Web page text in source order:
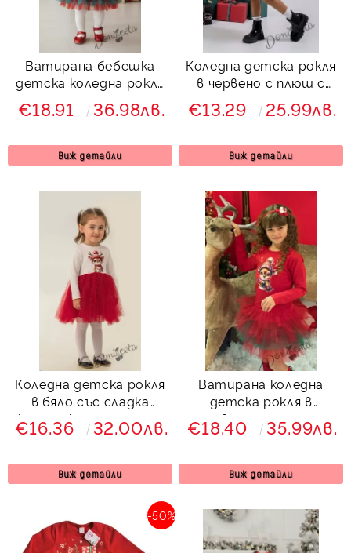
Ватирана бебешка
детска коледна рокля
в червено с тюл и
коледна картинка на
€18.91 36.98лв.
Виж детайли
Коледна детска рокля
в червено с плюш с
коледна шапка Шели
€13.29 25.99лв.
Виж детайли
Коледна детска рокля
в бяло със сладка
картинка на еленче и
блестящ тюл в
€16.36 32.00лв.
Виж детайли
Ватирана коледна
детска рокля в
червено и зелено с
тюл с еленче с шал
€18.40 35.99лв.
Виж детайли
-50%